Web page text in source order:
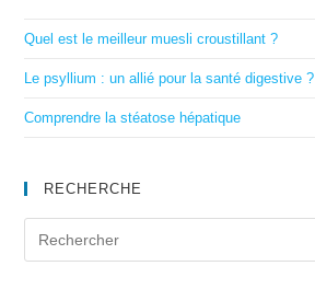
Quel est le meilleur muesli croustillant ?
Le psyllium : un allié pour la santé digestive ?
Comprendre la stéatose hépatique
RECHERCHE